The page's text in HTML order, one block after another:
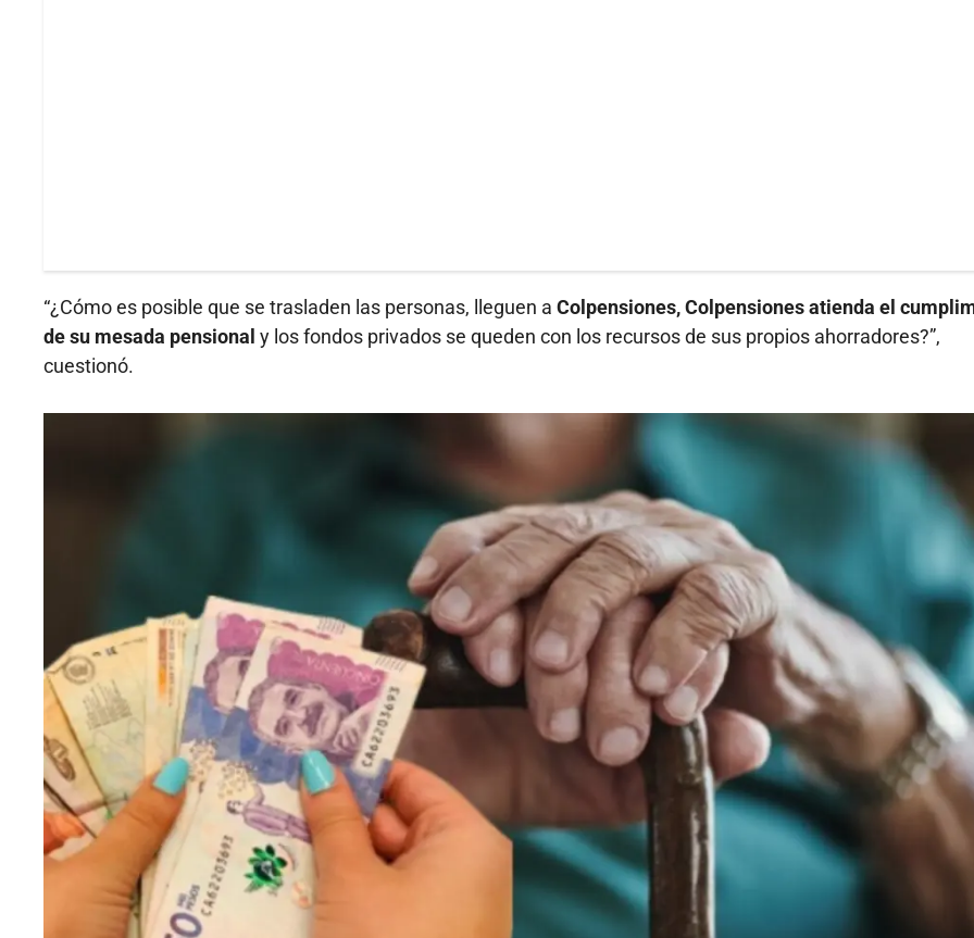
“¿Cómo es posible que se trasladen las personas, lleguen a Colpensiones, Colpensiones atienda el
de su mesada pensional y los fondos privados se queden con los recursos de sus propios ahorradores?”,
cuestionó.